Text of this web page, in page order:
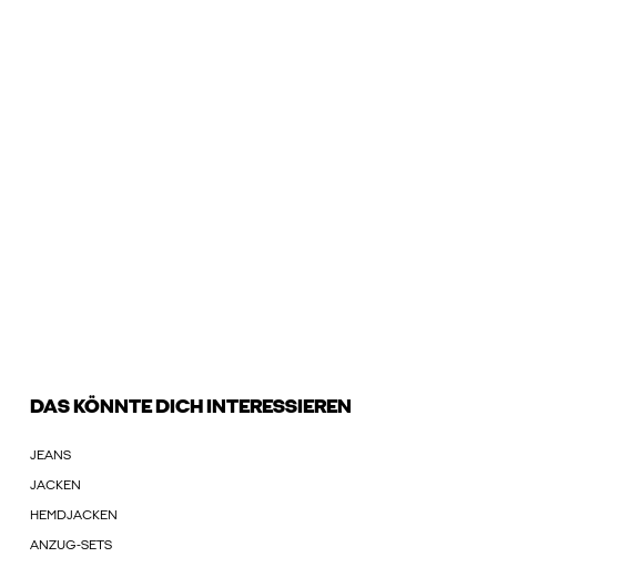
DAS KÖNNTE DICH INTERESSIEREN
JEANS
JACKEN
HEMDJACKEN
ANZUG-SETS